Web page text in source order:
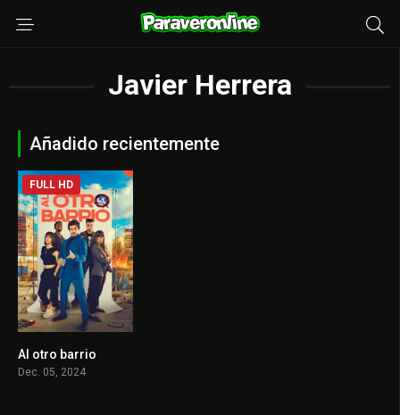
Javier Herrera
Añadido recientemente
FULL HD
Al otro barrio
Dec. 05, 2024